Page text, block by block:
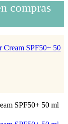
compras
SPF50+ 50